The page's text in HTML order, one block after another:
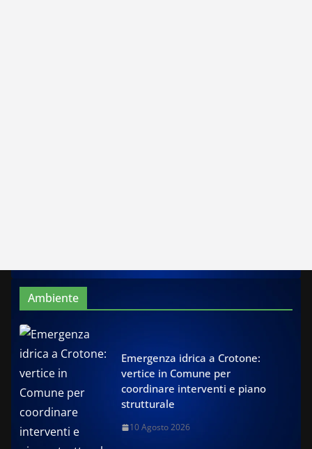
Ambiente
Emergenza idrica a Crotone:
vertice in Comune per
coordinare interventi e piano
strutturale
10 Agosto 2026